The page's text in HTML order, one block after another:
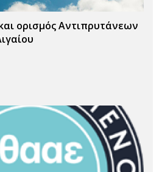
ορισμός Αντιπρυτάνεων